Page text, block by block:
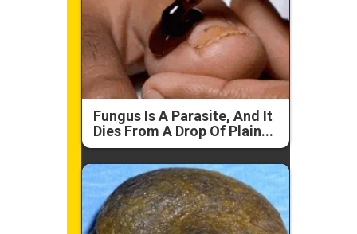
Fungus Is A Parasite, And It
Dies From A Drop Of Plain...